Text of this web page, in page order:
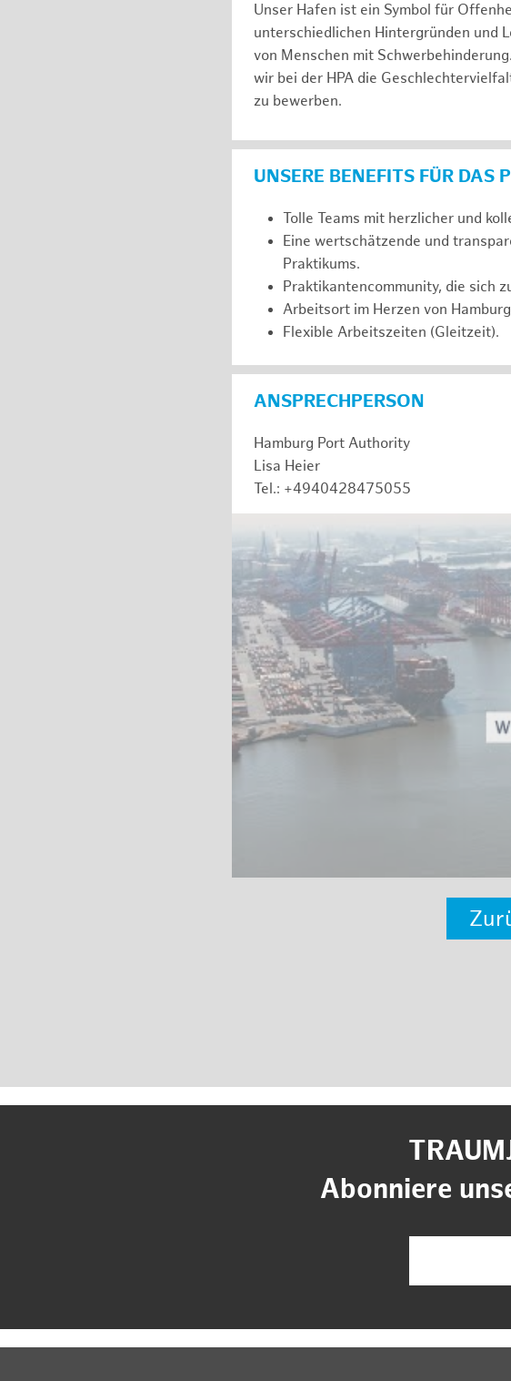
Unser Hafen ist ein Symbol für
unterschiedlichen Hintergründen und
von Menschen mit
wir bei der HPA die
zu bewerben.
UNSERE BENEFITS FÜR DAS
Tolle Teams mit herzlicher und
Eine wertschätzende und
Praktikums.
Praktikantencommunity, die sich
Arbeitsort im Herzen von
Flexible Arbeitszeiten (Gleitzeit).
ANSPRECHPERSON
Hamburg Port Authority
Lisa Heier
Tel.: +4940428475055
Abonniere